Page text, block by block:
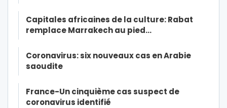
Capitales africaines de la culture: Rabat
remplace Marrakech au pied…
Coronavirus: six nouveaux cas en Arabie
saoudite
France-Un cinquième cas suspect de
coronavirus identifié